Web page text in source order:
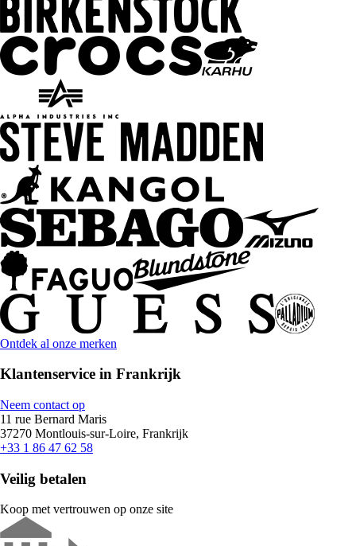
Ontdek al onze merken
Klantenservice in Frankrijk
Neem contact op
11 rue Bernard Maris
37270 Montlouis-sur-Loire, Frankrijk
+33 1 86 47 62 58
Veilig betalen
Koop met vertrouwen op onze site